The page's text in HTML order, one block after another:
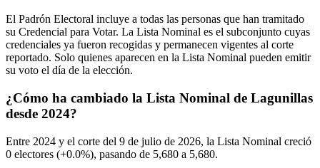
El Padrón Electoral incluye a todas las personas que han tramitado
su Credencial para Votar. La Lista Nominal es el subconjunto cuyas
credenciales ya fueron recogidas y permanecen vigentes al corte
reportado. Solo quienes aparecen en la Lista Nominal pueden emitir
su voto el día de la elección.
¿Cómo ha cambiado la Lista Nominal de Lagunillas
desde 2024?
Entre 2024 y el corte del 9 de julio de 2026, la Lista Nominal creció
0 electores (+0.0%), pasando de 5,680 a 5,680.